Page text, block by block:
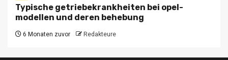
Typische getriebekrankheiten bei opel-
modellen und deren behebung
6 Monaten zuvor Redakteure